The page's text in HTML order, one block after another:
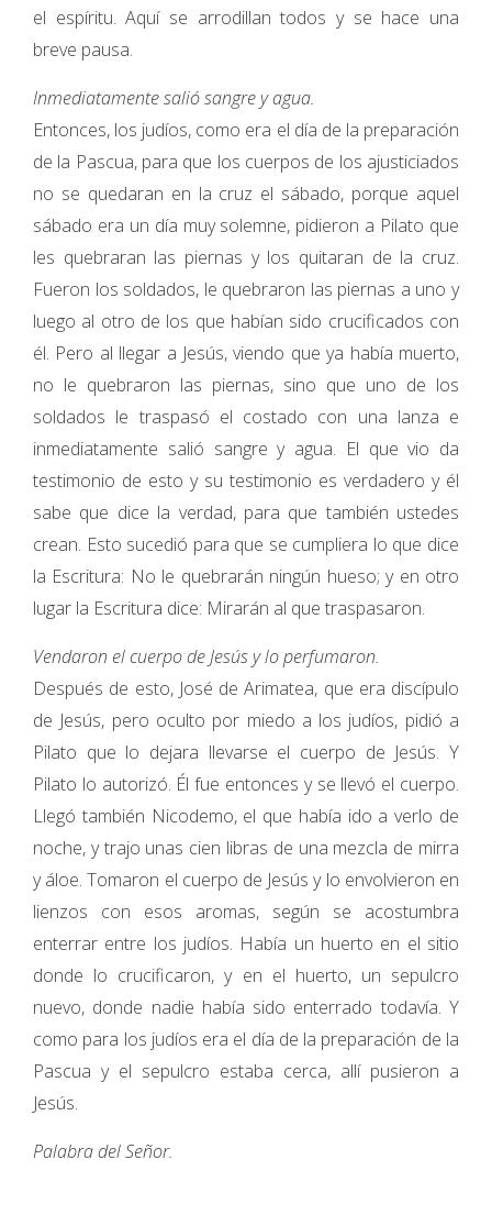
el espíritu. Aquí se arrodillan todos y se hace una
breve pausa.
Inmediatamente salió sangre y agua.
Entonces, los judíos, como era el día de la preparación
de la Pascua, para que los cuerpos de los ajusticiados
no se quedaran en la cruz el sábado, porque aquel
sábado era un día muy solemne, pidieron a Pilato que
les quebraran las piernas y los quitaran de la cruz.
Fueron los soldados, le quebraron las piernas a uno y
luego al otro de los que habían sido crucificados con
él. Pero al llegar a Jesús, viendo que ya había muerto,
no le quebraron las piernas, sino que uno de los
soldados le traspasó el costado con una lanza e
inmediatamente salió sangre y agua. El que vio da
testimonio de esto y su testimonio es verdadero y él
sabe que dice la verdad, para que también ustedes
crean. Esto sucedió para que se cumpliera lo que dice
la Escritura: No le quebrarán ningún hueso; y en otro
lugar la Escritura dice: Mirarán al que traspasaron.
Vendaron el cuerpo de Jesús y lo perfumaron.
Después de esto, José de Arimatea, que era discípulo
de Jesús, pero oculto por miedo a los judíos, pidió a
Pilato que lo dejara llevarse el cuerpo de Jesús. Y
Pilato lo autorizó. Él fue entonces y se llevó el cuerpo.
Llegó también Nicodemo, el que había ido a verlo de
noche, y trajo unas cien libras de una mezcla de mirra
y áloe. Tomaron el cuerpo de Jesús y lo envolvieron en
lienzos con esos aromas, según se acostumbra
enterrar entre los judíos. Había un huerto en el sitio
donde lo crucificaron, y en el huerto, un sepulcro
nuevo, donde nadie había sido enterrado todavía. Y
como para los judíos era el día de la preparación de la
Pascua y el sepulcro estaba cerca, allí pusieron a
Jesús.
Palabra del Señor.